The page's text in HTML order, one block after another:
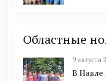
Областные
9 августа
В Навле